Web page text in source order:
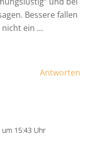
Bessere fallen
nicht ein …
Antworten
um 15:43 Uhr